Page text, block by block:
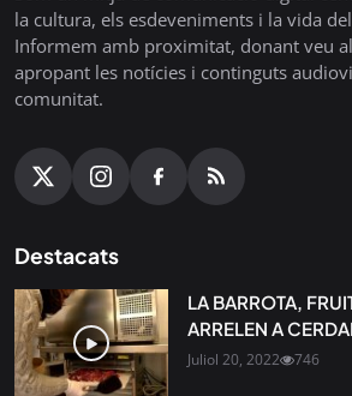
la cultura, els esdeveniments i la vida
Informem amb proximitat, donant veu
apropant les notícies i continguts
comunitat.
Destacats
LA BARROTA,
ARRELEN A
Juliol 20, 2022 746